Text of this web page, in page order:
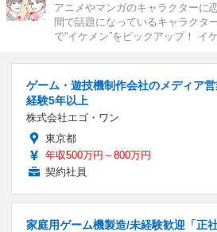
アニメやマンガのキャラクターに
間で話題になっているキャラクタ
で“イケメン”をピックアップ！ イ
ゲーム・遊技機制作会社のメディア
経験5年以上
株式会社エゴ・ワン
東京都
年収500万円～800万円
契約社員
家庭用ゲーム機製造/未経験歓迎「正